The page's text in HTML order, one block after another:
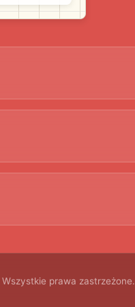
prawa zastrzeżone.